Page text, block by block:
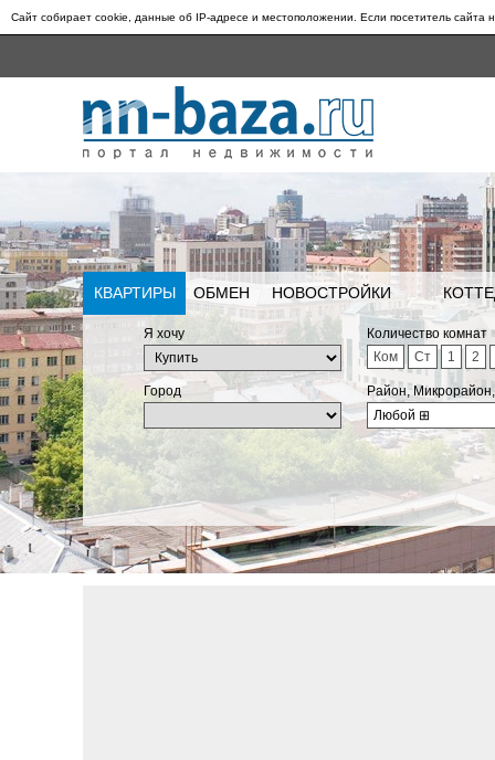
Сайт собирает cookie, данные об IP-адресе и местоположении. Если посетитель сайта
КВАРТИРЫ ОБМЕН НОВОСТРОЙКИ
Я хочу
Количество комнат
Ком
Ст 1 2
Город
Район,
Любой ⊞